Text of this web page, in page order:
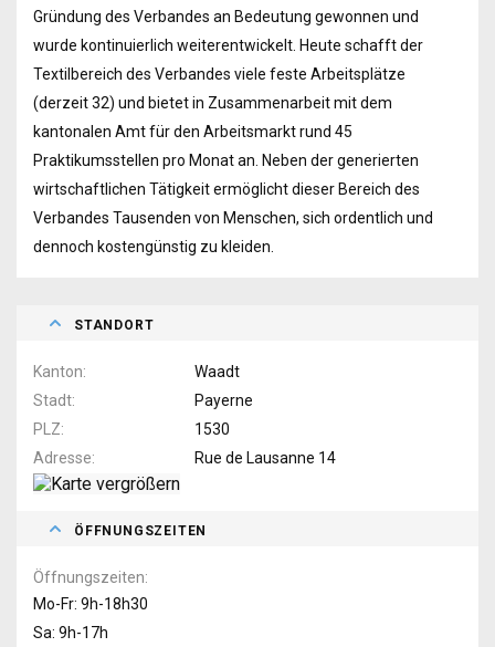
Gründung des Verbandes an Bedeutung gewonnen und
wurde kontinuierlich weiterentwickelt. Heute schafft der
Textilbereich des Verbandes viele feste Arbeitsplätze
(derzeit 32) und bietet in Zusammenarbeit mit dem
kantonalen Amt für den Arbeitsmarkt rund 45
Praktikumsstellen pro Monat an. Neben der generierten
wirtschaftlichen Tätigkeit ermöglicht dieser Bereich des
Verbandes Tausenden von Menschen, sich ordentlich und
dennoch kostengünstig zu kleiden.
STANDORT
Kanton
Waadt
Stadt
Payerne
PLZ
1530
Adresse
Rue de Lausanne 14
ÖFFNUNGSZEITEN
Öffnungszeiten
Mo-Fr: 9h-18h30
Sa: 9h-17h